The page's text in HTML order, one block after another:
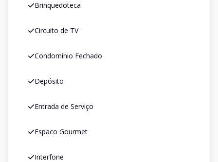
Brinquedoteca
Circuito de TV
Condomínio Fechado
Depósito
Entrada de Serviço
Espaco Gourmet
Interfone